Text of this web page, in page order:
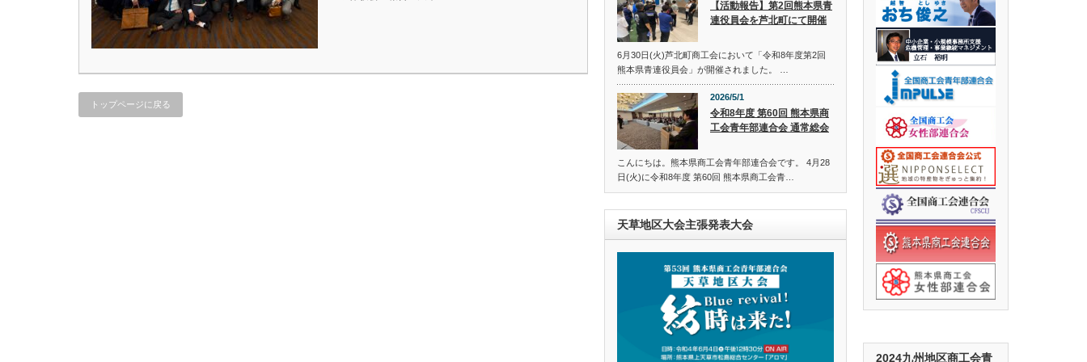
トップページに戻る
【活動報告】第2回熊本県青
連役員会を芦北町にて開催
6月30日(火)芦北町商工会において「令和8年度第2回
熊本県青連役員会」が開催されました。 …
2026/5/1
令和8年度 第60回 熊本県商
工会青年部連合会 通常総会
こんにちは。熊本県商工会青年部連合会です。 4月28
日(火)に令和8年度 第60回 熊本県商工会青…
天草地区大会主張発表大会
2024九州地区商工会青